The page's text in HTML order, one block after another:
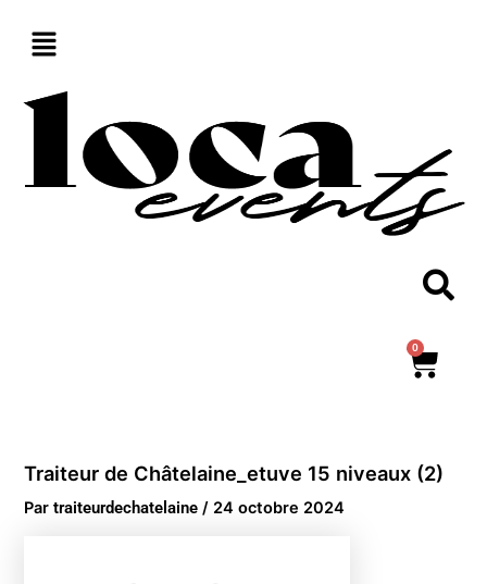
0
Traiteur de Châtelaine_etuve 15 niveaux (2)
Partraiteurdechatelaine/ 24 octobre 2024